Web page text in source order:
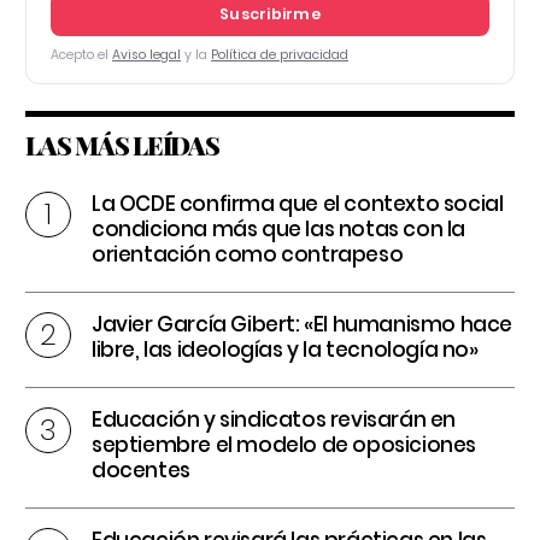
Suscribirme
Acepto el Aviso legal y la Política de privacidad
LAS MÁS LEÍDAS
La OCDE confirma que el contexto social
condiciona más que las notas con la
orientación como contrapeso
Javier García Gibert: «El humanismo hace
libre, las ideologías y la tecnología no»
Educación y sindicatos revisarán en
septiembre el modelo de oposiciones
docentes